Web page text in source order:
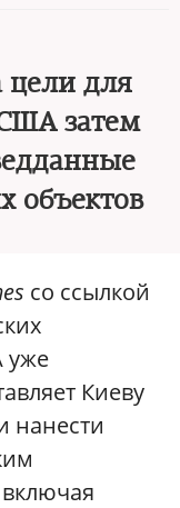
цели для
затем
объектов
со ссылкой
уже
Киеву
нанести